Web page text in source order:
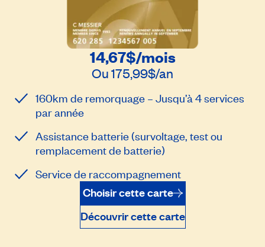
14,67$/mois
Ou175,99$/an
160km de remorquage – Jusqu’à 4 services
par année
Assistance batterie (survoltage, test ou
remplacement de batterie)
Service de raccompagnement
Choisir cette carte
Découvrir cette carte